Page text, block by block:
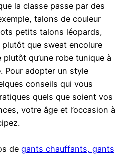
la classe passe par des
talons de couleur
petits talons léopards,
que sweat encolure
qu’une robe tunique à
Pour adopter un style
conseils qui vous
quels que soient vos
votre âge et l’occasion à
de gants chauffants, gants